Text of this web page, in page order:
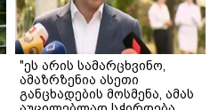
"ეს არის სამარცხვინო,
ამაზრზენია ასეთი
განცხადების მოსმენა, ამას